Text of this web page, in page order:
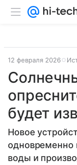
12 февраля 2026
будет
Новое
одновременно
воды и